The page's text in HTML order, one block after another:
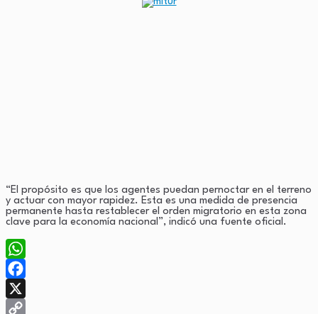
“El propósito es que los agentes puedan pernoctar en el terreno
y actuar con mayor rapidez. Esta es una medida de presencia
permanente hasta restablecer el orden migratorio en esta zona
clave para la economía nacional”, indicó una fuente oficial.
WhatsApp
Facebook
X